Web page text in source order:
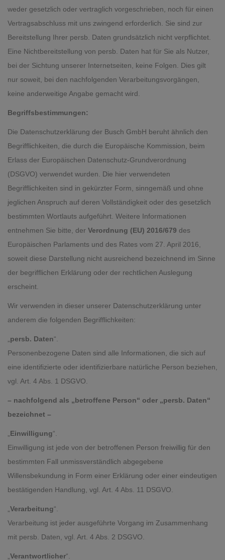
weder gesetzlich oder vertraglich vorgeschrieben, noch für einen
Vertragsabschluss mit uns zwingend erforderlich. Sie sind zur
Bereitstellung Ihrer persb. Daten grundsätzlich nicht verpflichtet.
Eine Nichtbereitstellung von persb. Daten hat für Sie als Nutzer,
bei der Sichtung unserer Internetseiten, keine Folgen. Dies gilt
nur soweit, bei den nachfolgenden Verarbeitungsvorgängen,
keine anderweitige Angabe gemacht wird.
Begriffsbestimmungen:
Die Datenschutzerklärung der Busch GmbH beruht ähnlich den
Begrifflichkeiten, die durch die Europäische Kommission, beim
Erlass der Europäischen Datenschutz-Grundverordnung
(DSGVO) verwendet wurden. Die hier verwendeten
Begrifflichkeiten sind in gekürzter Form, sinngemäß und ohne
jeglichen Anspruch auf deren Vollständigkeit oder des gesetzlich
bestimmten Wortlauts aufgeführt. Weitere Informationen
entnehmen Sie bitte, der Verordnung (EU) 2016/679 des
Europäischen Parlaments und des Rates vom 27. April 2016,
soweit diese Darstellung nicht ausreichend bezeichnend im Sinne
der begrifflichen Erklärung oder der rechtlichen Auslegung
erscheint.
Wir verwenden in dieser unserer Datenschutzerklärung unter
anderem die folgenden Begrifflichkeiten:
„persb. Daten“.
Personenbezogene Daten sind alle Informationen, die sich auf
eine identifizierte oder identifizierbare natürliche Person beziehen,
vgl. Art. 4 Abs. 1 DSGVO.
– nachfolgend als „betroffene Person“ oder „persb. Daten“
bezeichnet –
„Einwilligung“.
Einwilligung ist jede von der betroffenen Person freiwillig für den
bestimmten Fall unmissverständlich abgegebene
Willensbekundung in Form einer Erklärung oder einer eindeutigen
bestätigenden Handlung, vgl. Art. 4 Abs. 11 DSGVO.
„Verarbeitung“.
Verarbeitung ist jeder ausgeführte Vorgang im Zusammenhang
mit persb. Daten, vgl. Art. 4 Abs. 2 DSGVO.
„Verantwortlicher“.